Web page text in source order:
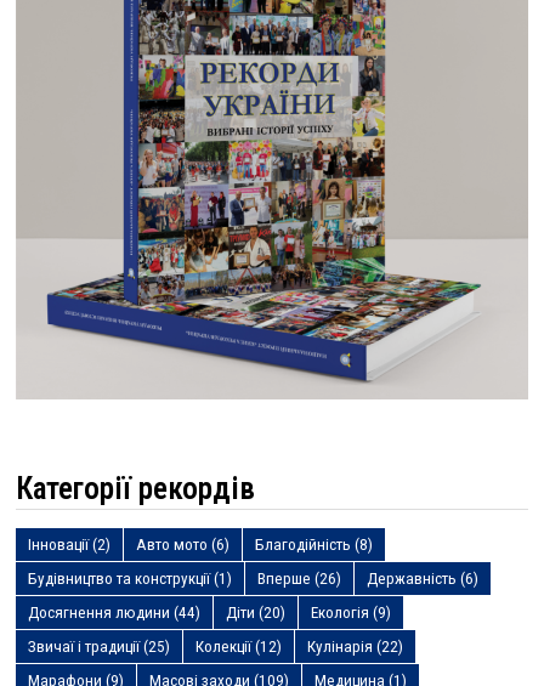
Категорії рекордів
Інновації(2) Авто мото (6) Благодійність (8)
Будівництво та конструкції(1) Вперше (26) Державність (6)
Досягнення людини (44) Діти (20) Екологія (9)
Звичаї і традиції(25) Колекції(12) Кулінарія (22)
Марафони (9) Масові заходи (109) Медицина(1)